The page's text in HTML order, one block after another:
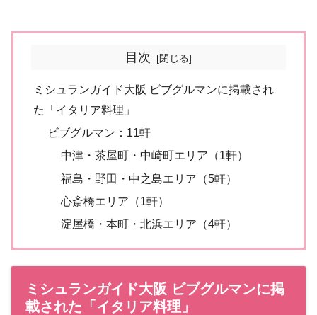
目次
ミシュランガイド大阪 ビブグルマンに掲載され
た「イタリア料理」
ビブグルマン：11軒
中津・茶屋町・中崎町エリア（1軒）
福島・野田・中之島エリア（5軒）
心斎橋エリア（1軒）
淀屋橋・本町・北浜エリア（4軒）
ミシュランガイド大阪 ビブグルマンに掲
載された「イタリア料理」